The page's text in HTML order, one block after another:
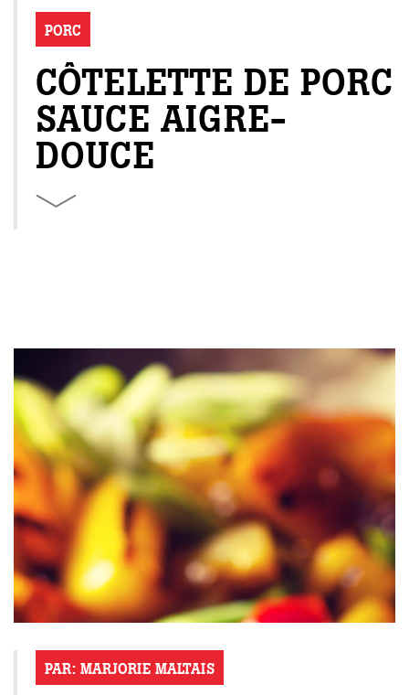
PORC
CÔTELETTE DE PORC
SAUCE AIGRE-
DOUCE
PAR: MARJORIE MALTAIS